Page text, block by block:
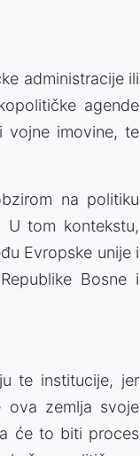
administracije ili
agende
vojne imovine, te
na politiku
U tom kontekstu,
Evropske unije i
Bosne i
te institucije, jer
ova zemlja svoje
će to biti proces